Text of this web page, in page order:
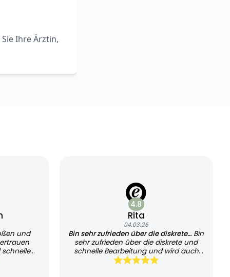
Ihre Ärztin,
und
schnelle
4.8
Rita
04.03.26
Bin sehr zufrieden über die diskrete… Bin
sehr zufrieden über die diskrete und
schnelle Bearbeitung und wird auch
sehr schnell geliefert, kann es jedem